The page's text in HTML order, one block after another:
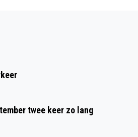
twee keer zo lang